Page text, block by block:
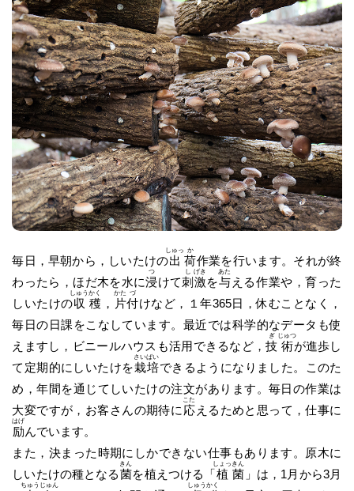
毎日，早朝から，しいたけの出
しゅっ
荷
か
作業を行います。それが終
わったら，ほだ木を水に浸
つ
けて刺
し
激
げき
を与
あた
える作業や，育った
しいたけの収
しゅう
穫
かく
， 片
かた
付
づ
けなど，１年365日，休むことなく，
毎日の日課をこなしています。最近では科学的なデータも使
えますし，ビニールハウスも活用できるなど，技
ぎ
術
じゅつ
が進歩し
て定期的にしいたけを栽
さい
培
ばい
できるようになりました。このた
め，年間を通じてしいたけの注文があります。毎日の作業は
大変ですが，お客さんの期待に 応
こた
えるためと思って，仕事に
励
はげ
んでいます。
また，決まった時期にしかできない仕事もあります。原木に
しいたけの種となる菌
きん
を植えつける「植
しょっ
菌
きん
」は，1月から3月
ちゅう じゅん しゅうかく